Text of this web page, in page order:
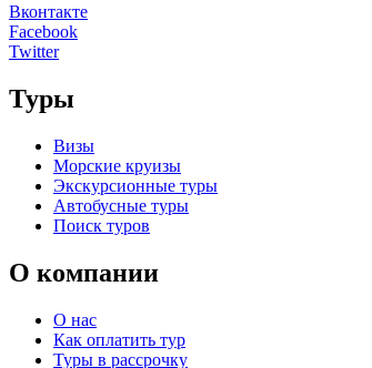
Вконтакте
Facebook
Twitter
Туры
Визы
Морские круизы
Экскурсионные туры
Автобусные туры
Поиск туров
О компании
О нас
Как оплатить тур
Туры в рассрочку